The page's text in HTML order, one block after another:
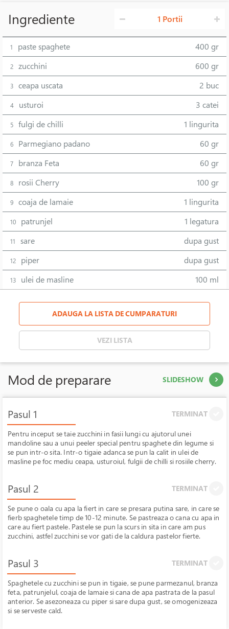
Ingrediente 1 Portii
1 paste spaghete 400 gr
2 zucchini 600 gr
3 ceapa uscata 2 buc
4 usturoi 3 catei
5 fulgi de chilli 1 lingurita
6 Parmegiano padano 60 gr
7 branza Feta 60 gr
8 rosii Cherry 100 gr
9 coaja de lamaie 1 lingurita
10 patrunjel 1 legatura
11 sare dupa gust
12 piper dupa gust
13 ulei de masline 100 ml
ADAUGA LA LISTA DE CUMPARATURI
VEZI LISTA
Mod de preparare SLIDESHOW
Pasul 1 TERMINAT
Pentru inceput se taie zucchini in fasii lungi cu ajutorul unei
mandoline sau a unui peeler special pentru spaghete din legume si
se pun intr-o sita. Intr-o tigaie adanca se pun la calit in ulei de
masline pe foc mediu ceapa, usturoiul, fulgii de chilli si rosiile cherry.
Pasul 2 TERMINAT
Se pune o oala cu apa la fiert in care se presara putina sare, in care se
fierb spaghetele timp de 10-12 minute. Se pastreaza o cana cu apa in
care au fiert pastele. Pastele se pun la scurs in sita in care am pus
zucchini, astfel zucchini se vor gati de la caldura pastelor fierte.
Pasul 3 TERMINAT
Spaghetele cu zucchini se pun in tigaie, se pune parmezanul, branza
feta, patrunjelul, coaja de lamaie si cana de apa pastrata de la pasul
anterior. Se asezoneaza cu piper si sare dupa gust, se omogenizeaza
si se serveste cald.